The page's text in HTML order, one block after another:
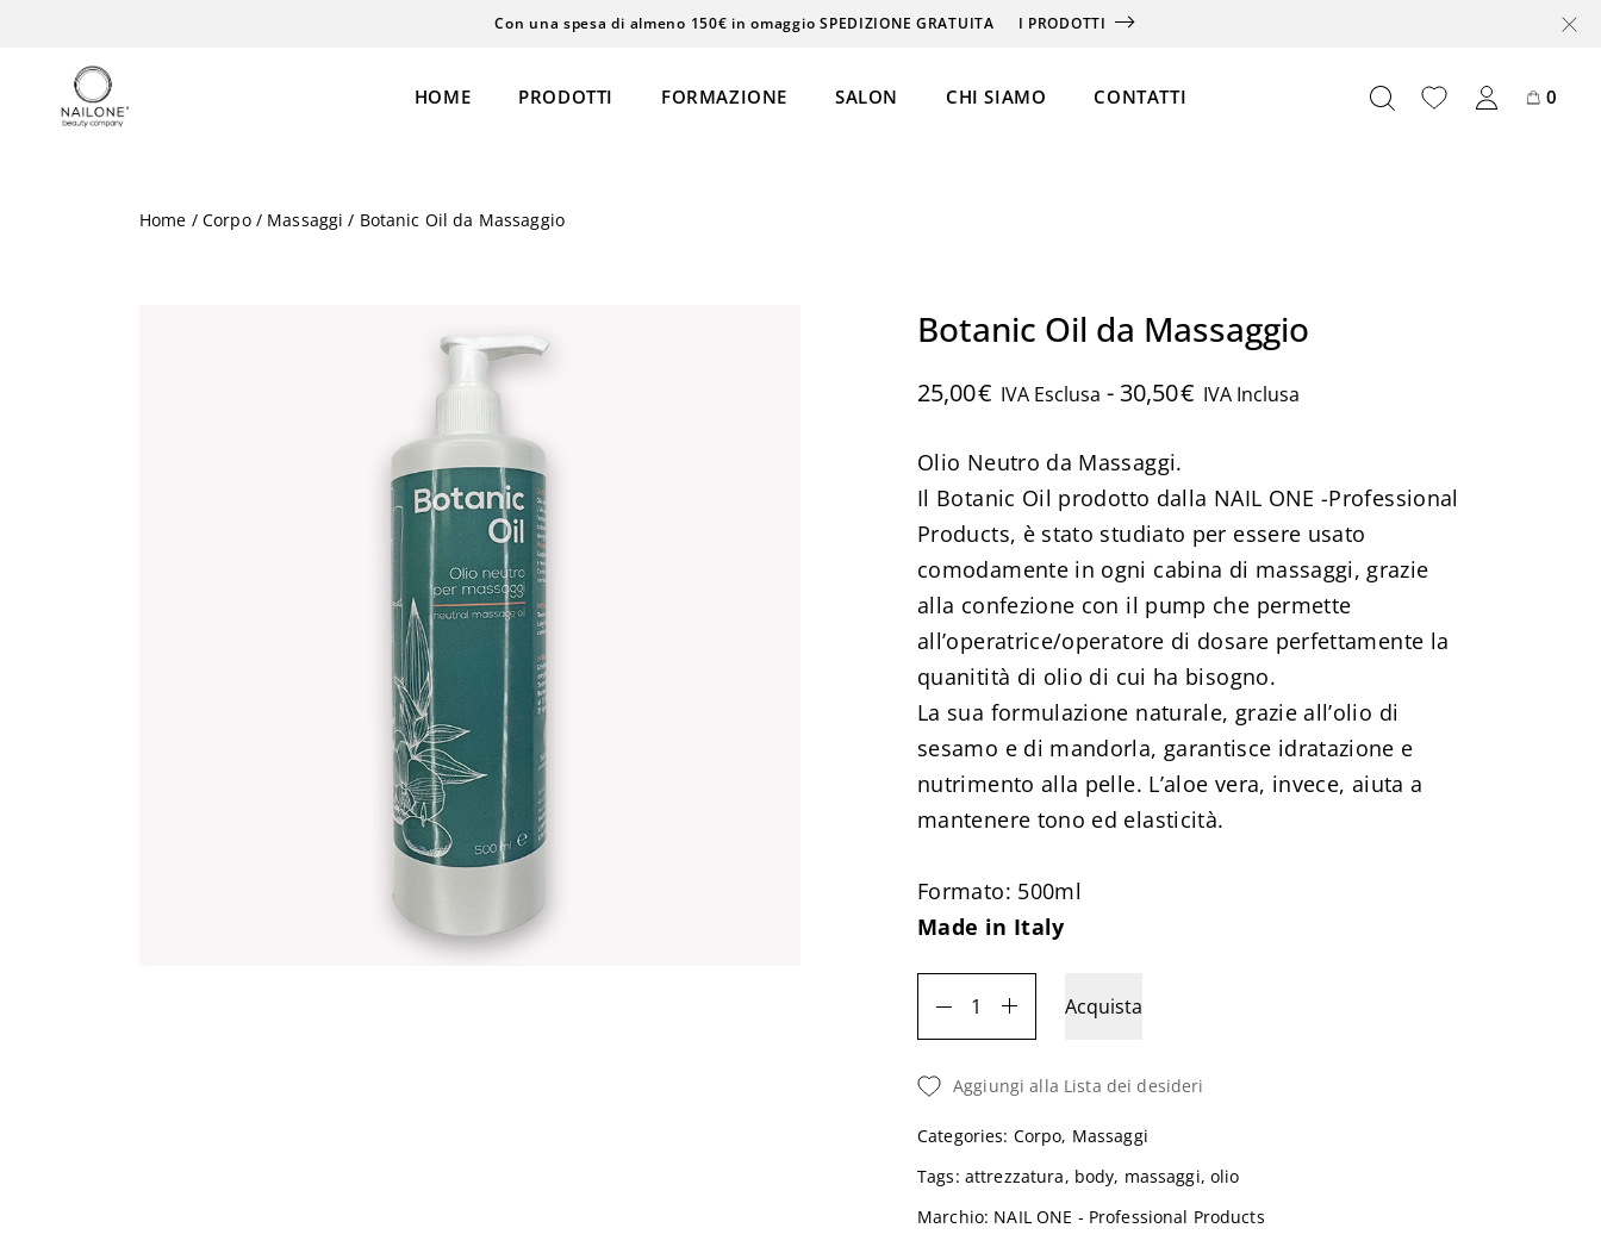
Con una spesa di almeno 150€ in omaggio SPEDIZIONE GRATUITA I PRODOTTI
HOME PRODOTTI
Cosmesi
Personal Care
Permanent Make-Up
Microblading
Abbonamento
Card
FORMAZIONE SALON CHI SIAMO CONTATTI 0
Home / Corpo/ Massaggi / Botanic Oil da Massaggio
Botanic Oil da Massaggio
25,00€ IVA Esclusa -30,50€ IVA Inclusa
Olio Neutro da Massaggi.
Il Botanic Oil prodotto dalla NAIL ONE -Professional
Products, è stato studiato per essere usato
comodamente in ogni cabina di massaggi, grazie
alla confezione con il pump che permette
all’operatrice/operatore di dosare perfettamente la
quanitità di olio di cui ha bisogno.
La sua formulazione naturale, grazie all’olio di
sesamo e di mandorla, garantisce idratazione e
nutrimento alla pelle. L’aloe vera, invece, aiuta a
mantenere tono ed elasticità.
Formato: 500ml
Made in Italy
Massaggio
Quantità
Acquista
Aggiungi alla Lista dei desideri
Categories: Corpo, Massaggi
Tags: attrezzatura, body, massaggi,olio
Marchio: NAIL ONE - Professional Products